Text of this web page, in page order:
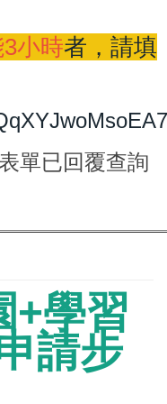
小時者，請填
單已回覆查詢
+學習
請步